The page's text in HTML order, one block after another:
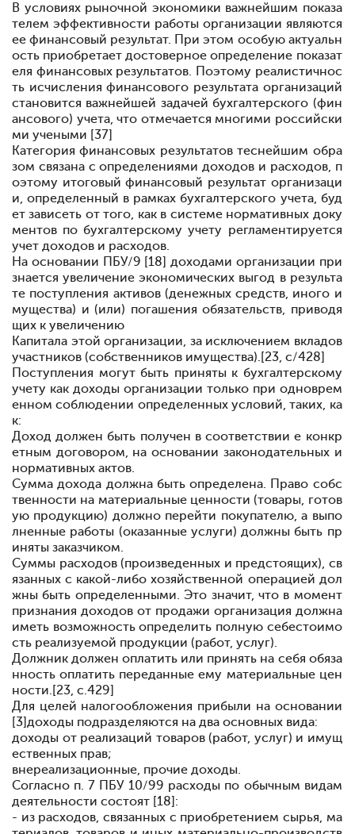
В условиях рыночной экономики важнейшим показа
телем эффективности работы организации являются
ее финансовый результат. При этом особую актуальн
ость приобретает достоверное определение показат
еля финансовых результатов. Поэтому реалистичнос
ть исчисления финансового результата организаций
становится важнейшей задачей бухгалтерского (фин
ансового) учета, что отмечается многими российски
ми учеными [37]
Категория финансовых результатов теснейшим обра
зом связана с определениями доходов и расходов, п
оэтому итоговый финансовый результат организаци
и, определенный в рамках бухгалтерского учета, буд
ет зависеть от того, как в системе нормативных доку
ментов по бухгалтерскому учету регламентируется
учет доходов и расходов.
На основании ПБУ/9 [18] доходами организации при
знается увеличение экономических выгод в результа
те поступления активов (денежных средств, иного и
мущества) и (или) погашения обязательств, приводя
щих к увеличению
Капитала этой организации, за исключением вкладов
участников (собственников имущества).[23, c/428]
Поступления могут быть приняты к бухгалтерскому
учету как доходы организации только при одноврем
енном соблюдении определенных условий, таких, ка
к:
Доход должен быть получен в соответствии е конкр
етным договором, на основании законодательных и
нормативных актов.
Сумма дохода должна быть определена. Право собс
твенности на материальные ценности (товары, готов
ую продукцию) должно перейти покупателю, а выпо
лненные работы (оказанные услуги) должны быть пр
иняты заказчиком.
Суммы расходов (произведенных и предстоящих), св
язанных с какой-либо хозяйственной операцией дол
жны быть определенными. Это значит, что в момент
признания доходов от продажи организация должна
иметь возможность определить полную себестоимо
сть реализуемой продукции (работ, услуг).
Должник должен оплатить или принять на себя обяза
нность оплатить переданные ему материальные цен
ности.[23, c.429]
Для целей налогообложения прибыли на основании
[3]доходы подразделяются на два основных вида:
доходы от реализаций товаров (работ, услуг) и имущ
ественных прав;
внереализационные, прочие доходы.
Согласно п. 7 ПБУ 10/99 расходы по обычным видам
деятельности состоят [18]:
- из расходов, связанных с приобретением сырья, ма